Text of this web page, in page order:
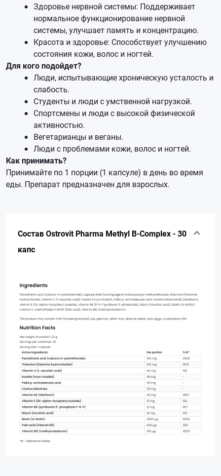
Здоровье нервной системы: Поддерживает
нормальное функционирование нервной
системы, улучшает память и концентрацию.
Красота и здоровье: Способствует улучшению
состояния кожи, волос и ногтей.
Для кого подойдет?
Люди, испытывающие хроническую усталость и
слабость.
Студенты и люди с умственной нагрузкой.
Спортсмены и люди с высокой физической
активностью.
Вегетарианцы и веганы.
Люди с проблемами кожи, волос и ногтей.
Как принимать?
Принимайте по 1 порции (1 капсуле) в день во время
еды. Препарат предназначен для взрослых.
Состав Ostrovit Pharma Methyl B-Complex - 30
капс